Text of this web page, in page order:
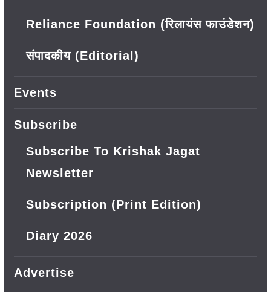
Reliance Foundation (रिलायंस फाउंडेशन)
संपादकीय (Editorial)
Events
Subscribe
Subscribe To Krishak Jagat
Newsletter
Subscription (Print Edition)
Diary 2026
Advertise